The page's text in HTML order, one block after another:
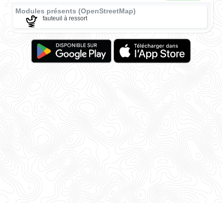
Modules présents (OpenStreetMap)
fauteuil à ressort